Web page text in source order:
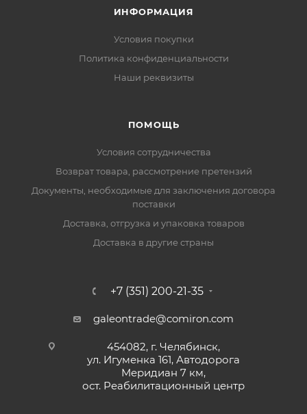
ИНФОРМАЦИЯ
Условия покупки
Политика конфиденциальности
Наши реквизиты
ПОМОЩЬ
Условия сотрудничества
Возврат товара, рассмотрение претензий
Документы, необходимые для заключения договора
поставки
Доставка, отгрузка и упаковка товаров
Доставка в другие страны
+7 (351) 200-21-35
galeontrade@comiron.com
454082, г. Челябинск,
ул. Игуменка 161, Автодорога
Меридиан 7 км,
ост. Реабилитационный центр